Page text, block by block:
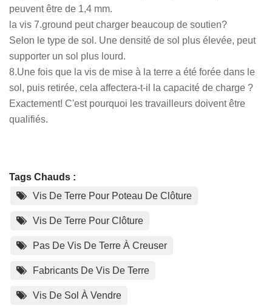
peuvent être de 1,4 mm.
la vis 7.ground peut charger beaucoup de soutien?
Selon le type de sol. Une densité de sol plus élevée, peut
supporter un sol plus lourd.
8.Une fois que la vis de mise à la terre a été forée dans le
sol, puis retirée, cela affectera-t-il la capacité de charge ?
Exactement! C'est pourquoi les travailleurs doivent être
qualifiés.
Tags Chauds :
Vis De Terre Pour Poteau De Clôture
Vis De Terre Pour Clôture
Pas De Vis De Terre À Creuser
Fabricants De Vis De Terre
Vis De Sol À Vendre